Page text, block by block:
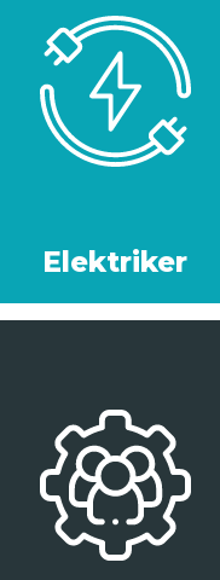
Elektriker